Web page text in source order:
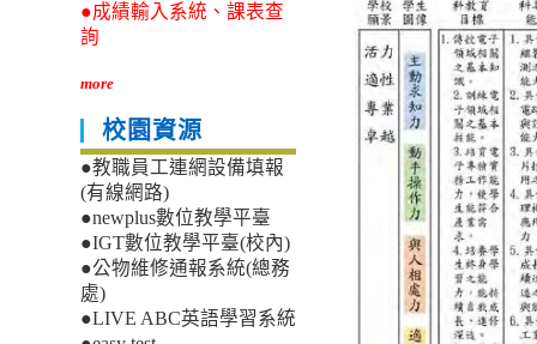
●成績輸入系統、課表查
詢
more
校園資源
●教職員工連網設備填報
(有線網路)
●newplus數位教學平臺
●IGT數位教學平臺(校內)
●公物維修通報系統(總務
處)
●LIVE ABC英語學習系統